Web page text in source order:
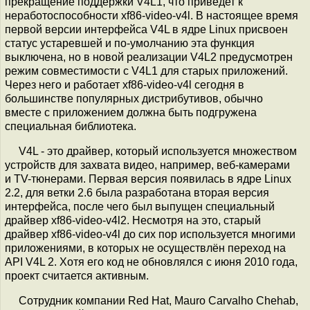
неработоспособности xf86-video-v4l. В настоящее время
первой версии интерфейса V4L в ядре Linux присвоен
статус устаревшей и по-умолчанию эта функция
выключена, но в новой реализации V4L2 предусмотрен
режим совместимости с V4L1 для старых приложений.
Через него и работает xf86-video-v4l сегодня в
большинстве популярных дистрибутивов, обычно
вместе с приложением должна быть подгружена
специальная библиотека.
V4L - это драйвер, который используется множеством
устройств для захвата видео, например, веб-камерами
и TV-тюнерами. Первая версия появилась в ядре Linux
2.2, для ветки 2.6 была разработана вторая версия
интерфейса, после чего был выпущен специальный
драйвер xf86-video-v4l2. Несмотря на это, старый
драйвер xf86-video-v4l до сих пор используется многими
приложениями, в которых не осуществлён переход на
API V4L 2. Хотя его код не обновлялся с июня 2010 года,
проект считается активным.
Сотрудник компании Red Hat, Mauro Carvalho Chehab,